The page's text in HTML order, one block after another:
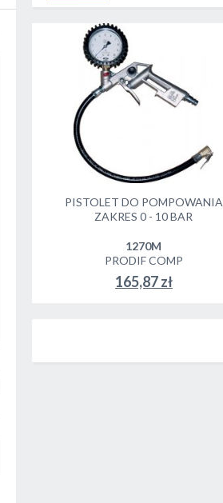
PISTOLET DO POMPOWANIA
ZAKRES 0 - 10 BAR
1270M
PRODIF COMP
165,87 zł